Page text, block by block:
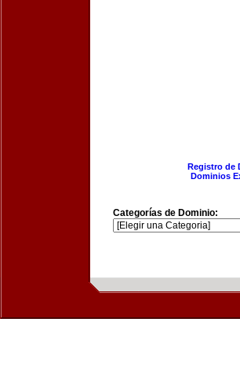
Registro de
Dominios
Categorías de Dominio: